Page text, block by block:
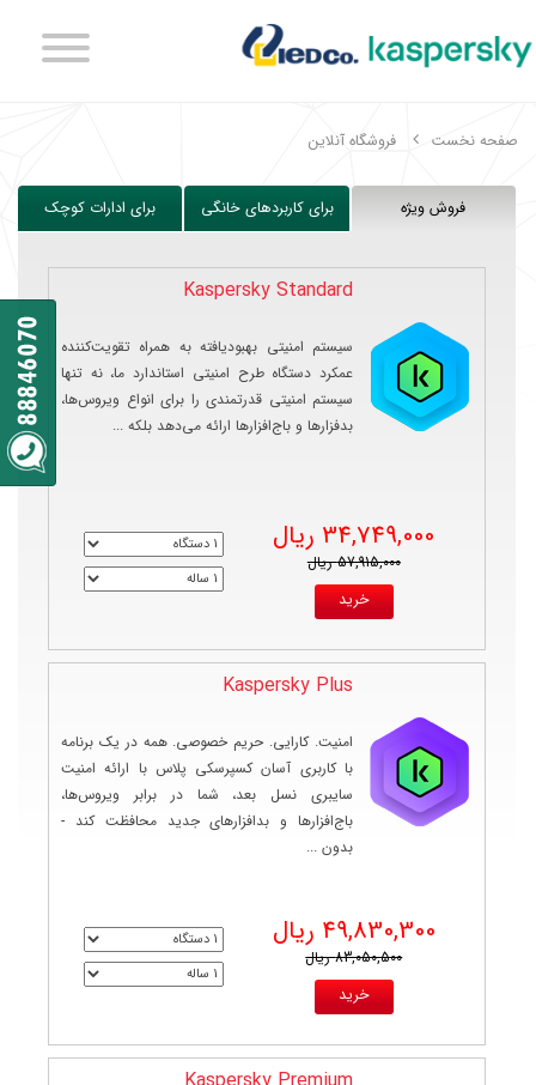
صفحه نخست فروشگاه آنلاین
فروش ویژه برای کاربردهای خانگی برای ادارات کوچک
Kaspersky Standard
سیستم امنیتی بهبودیافته به همراه تقویت‌کننده
عمکرد دستگاه طرح امنیتی استاندارد ما، نه تنها
سیستم امنیتی قدرتمندی را برای انواع ویروس‌ها،
بدفزارها و باج‌افزارها ارائه می‌دهد بلکه ...
34,749,000 ریال
57,915,000 ریال
Kaspersky Plus
امنیت. کارایی. حریم خصوصی. همه در یک برنامه
با کاربری آسان کسپرسکی پلاس با ارائه امنیت
سایبری نسل بعد، شما در برابر ویروس‌ها،
باج‌افزارها و بدافزارهای جدید محافظت کند -
بدون ...
49,830,300 ریال
83,050,500 ریال